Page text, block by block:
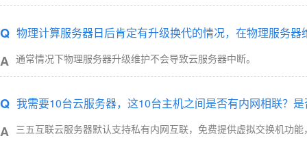
Q 物理计算服务器日后肯定有升级换代的情况，在物理服务
A 通常情况下物理服务器升级维护不会导致云服务器中断。
Q 我需要10台云服务器，这10台主机之间是否有内网相联？
A 三五互联云服务器默认支持私有内网互联，免费提供虚拟交换机功